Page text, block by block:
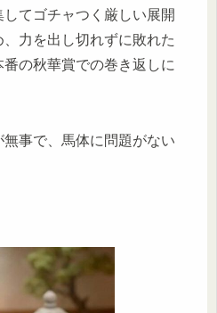
てゴチャつく厳しい展開
力を出し切れずに敗れた
の秋華賞での巻き返しに
事で、馬体に問題がない